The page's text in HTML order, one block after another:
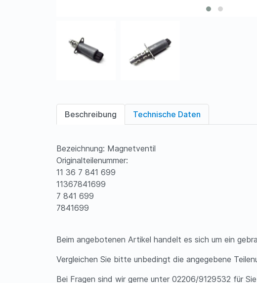
Beschreibung Technische Daten
Bezeichnung: Magnetventil
Originalteilenummer:
11 36 7 841 699
11367841699
7 841 699
7841699
Beim angebotenen Artikel handelt es sich um ein
Vergleichen Sie bitte unbedingt die angegebene
Bei Fragen sind wir gerne unter 02206/9129532 für